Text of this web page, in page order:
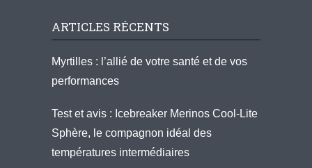
ARTICLES RÉCENTS
Myrtilles : l’allié de votre santé et de vos
performances
Test et avis : Icebreaker Merinos Cool-Lite
Sphère, le compagnon idéal des
températures intermédiaires